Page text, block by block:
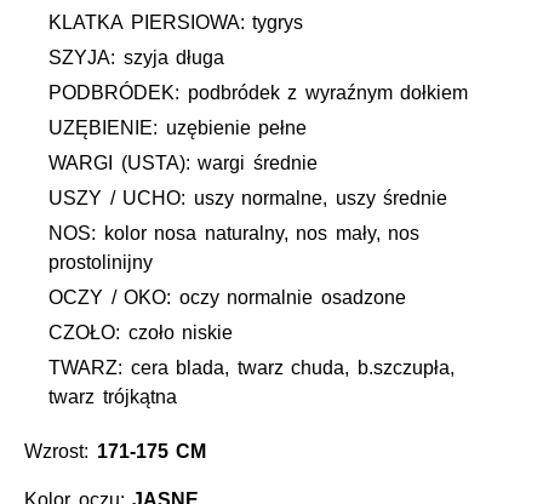
KLATKA PIERSIOWA: tygrys
SZYJA: szyja długa
PODBRÓDEK: podbródek z wyraźnym dołkiem
UZĘBIENIE: uzębienie pełne
WARGI (USTA): wargi średnie
USZY / UCHO: uszy normalne, uszy średnie
NOS: kolor nosa naturalny, nos mały, nos
prostolinijny
OCZY / OKO: oczy normalnie osadzone
CZOŁO: czoło niskie
TWARZ: cera blada, twarz chuda, b.szczupła,
twarz trójkątna
Wzrost: 171-175 CM
Kolor oczu:JASNE